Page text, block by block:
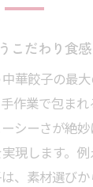
こだわり食感
華餃子の最
作業で包ま
シーさが絶
現します。
、素材選び